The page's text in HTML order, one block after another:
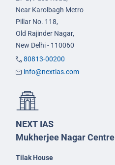
Near Karolbagh Metro
Pillar No. 118,
Old Rajinder Nagar,
New Delhi - 110060
80813-00200
info@nextias.com
NEXT IAS
Mukherjee Nagar Centre
Tilak House